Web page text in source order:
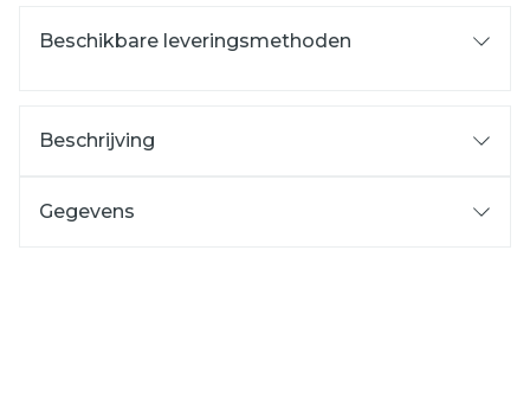
Beschikbare leveringsmethoden
Beschrijving
Gegevens